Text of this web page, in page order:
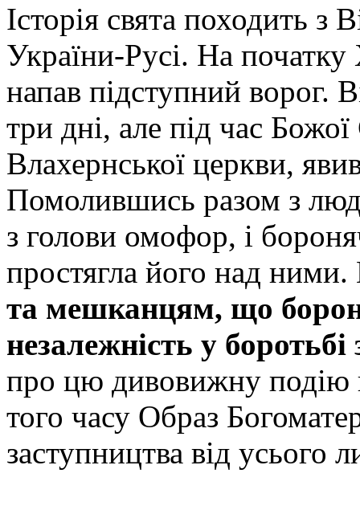
Історія свята походить з
України-Русі. На початку
напав підступний ворог.
три дні, але під час
Влахернської церкви,
Помолившись разом з
з голови омофор, і
простягла його над
та мешканцям, що
незалежність у
про цю дивовижну подію
того часу Образ
заступництва від усього